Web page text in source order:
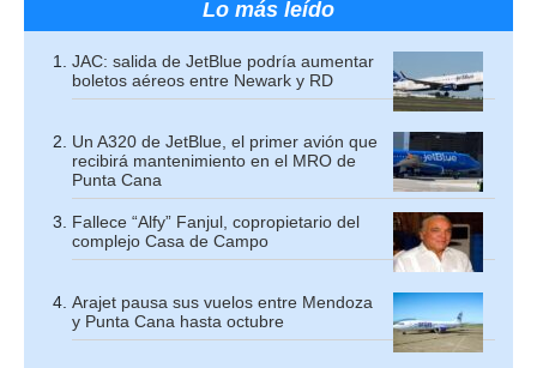
Lo más leído
JAC: salida de JetBlue podría aumentar
boletos aéreos entre Newark y RD
Un A320 de JetBlue, el primer avión que
recibirá mantenimiento en el MRO de
Punta Cana
Fallece “Alfy” Fanjul, copropietario del
complejo Casa de Campo
Arajet pausa sus vuelos entre Mendoza
y Punta Cana hasta octubre